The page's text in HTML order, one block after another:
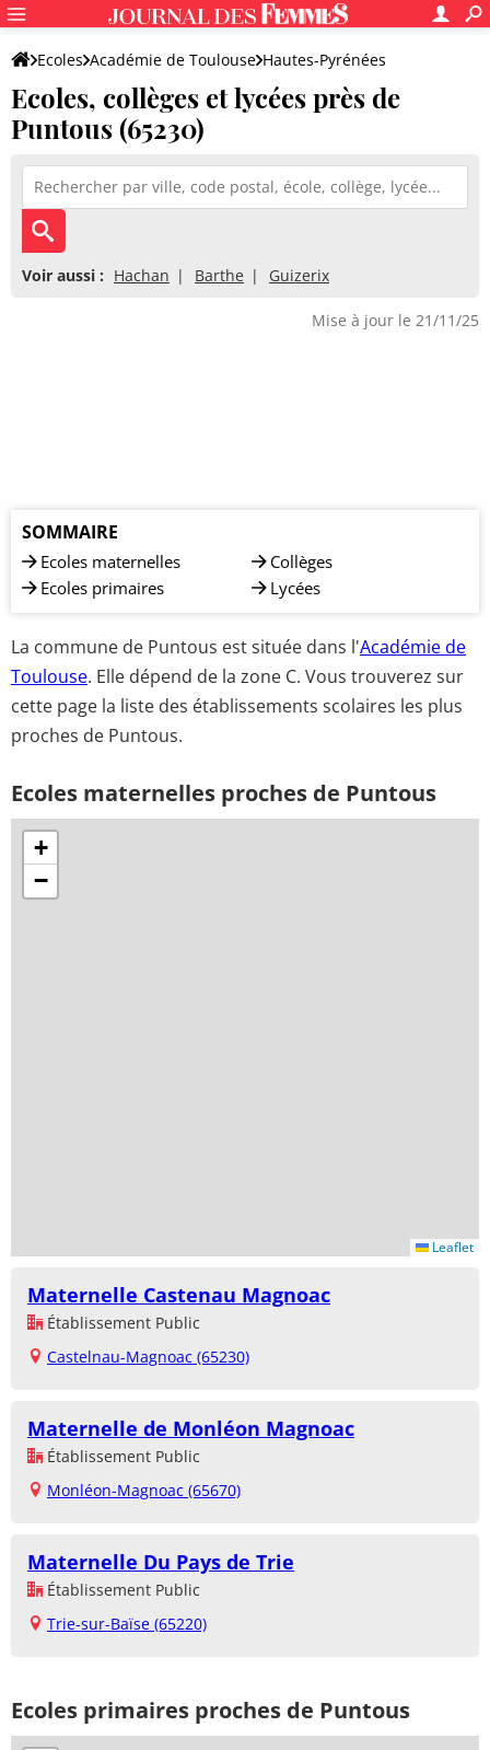
Ecoles Académie de Toulouse Hautes-Pyrénées
Ecoles, collèges et lycées près de
Puntous (65230)
Voir aussi : Hachan Barthe Guizerix
Mise à jour le 21/11/25
SOMMAIRE
Ecoles maternelles
Ecoles primaires
Collèges
Lycées
La commune de Puntous est située dans l'Académie de
Toulouse. Elle dépend de la zone C. Vous trouverez sur
cette page la liste des établissements scolaires les plus
proches de Puntous.
Ecoles maternelles proches de Puntous
+
−
Leaflet
Maternelle Castenau Magnoac
Établissement Public
Castelnau-Magnoac (65230)
Maternelle de Monléon Magnoac
Établissement Public
Monléon-Magnoac (65670)
Maternelle Du Pays de Trie
Établissement Public
Trie-sur-Baïse (65220)
Ecoles primaires proches de Puntous